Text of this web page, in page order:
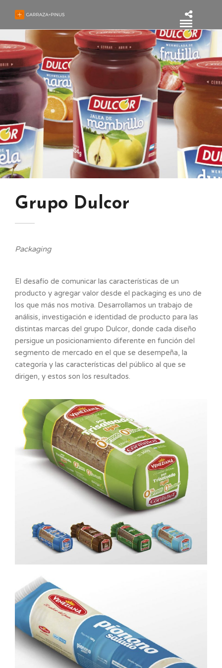
Grupo Dulcor
Packaging
El desafío de comunicar las características de un
producto y agregar valor desde el packaging es uno de
los que más nos motiva. Desarrollamos un trabajo de
análisis, investigación e identidad de producto para las
distintas marcas del grupo Dulcor, donde cada diseño
persigue un posicionamiento diferente en función del
segmento de mercado en el que se desempeña, la
categoría y las características del público al que se
dirigen, y estos son los resultados.